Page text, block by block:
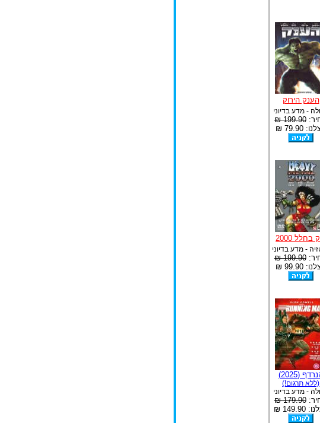
הענק הירוק
- מדע בדיוני
199.90 ₪
79.90 ₪
בחלל 2000
- מדע בדיוני
199.90 ₪
99.90 ₪
(2025)
(ללא תרגום!)
- מדע בדיוני
179.90 ₪
149.90 ₪